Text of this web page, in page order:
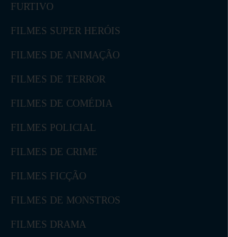
FURTIVO
FILMES SUPER HERÓIS
FILMES DE ANIMAÇÃO
FILMES DE TERROR
FILMES DE COMÉDIA
FILMES POLICIAL
FILMES DE CRIME
FILMES FICÇÃO
FILMES DE MONSTROS
FILMES DRAMA